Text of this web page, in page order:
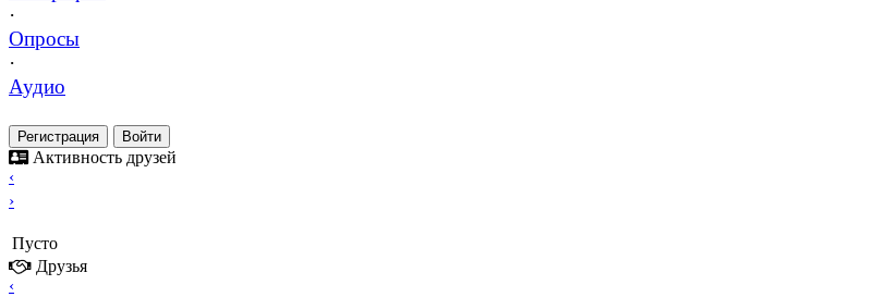
·
Опросы
·
Аудио
Регистрация Войти
Активность друзей
‹
›
Пусто
Друзья
‹